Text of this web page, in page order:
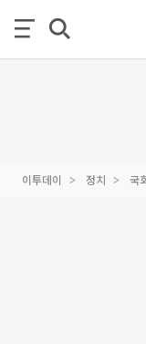
이투데이 정치 국